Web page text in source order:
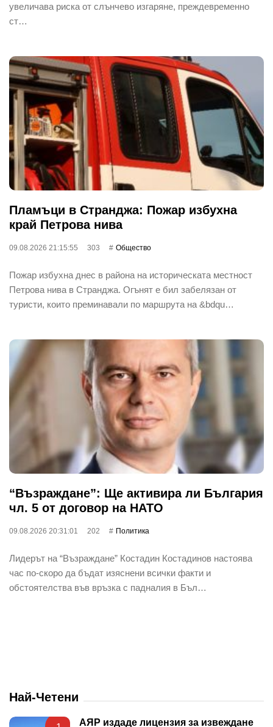
увеличава риска от слънчево изгаряне, преждевременно
ст…
Пламъци в Странджа: Пожар избухна
край Петрова нива
09.08.2026 21:15:55 303 Общество
Пожар избухна днес в района на историческата местност
Петрова нива в Странджа. Огънят е бил забелязан от
туристи, които преминавали по маршрута на &bdqu…
“Възраждане”: Ще активира ли България
чл. 5 от договор на НАТО
09.08.2026 20:31:01 202 Политика
Лидерът на “Възраждане” Костадин Костадинов настоява
час по-скоро да бъдат изяснени всички факти и
обстоятелства във връзка с падналия в Бъл…
Най-Четени
АЯР издаде лицензия за извеждане